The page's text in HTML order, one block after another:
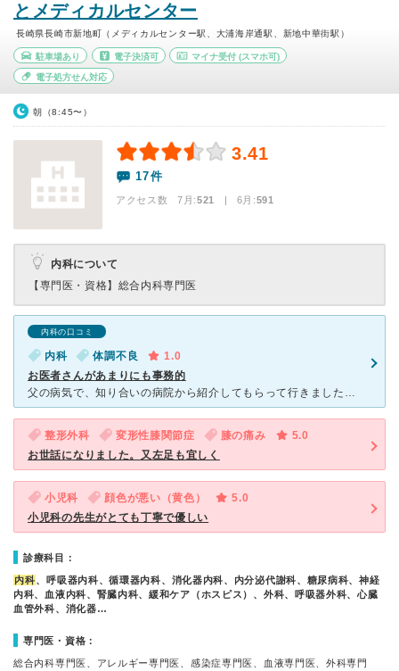
とメディカルセンター
長崎県長崎市新地町（メディカルセンター駅、大浦海岸通駅、新地中華街駅）
駐車場あり 電子決済可 マイナ受付 (スマホ可)
電子処方せん対応
朝（8:45〜）
3.41
17件
アクセス数 7月:521 | 6月:591
内科について
【専門医・資格】 総合内科専門医
内科の口コミ
内科 体調不良
1.0
お医者さんがあまりにも事務的
父の病気で、知り合いの病院から紹介してもらって行きました。 内科へ行ったのですが、まず外来が患者はすし詰め状態で座ることもままならず、長時間待たされ、やっと診察室に入ったら、お医者さんはぶっきらぼう
整形外科 変形性膝関節症 膝の痛み
5.0
お世話になりました。又左足も宜しく
小児科 顔色が悪い（黄色）
5.0
小児科の先生がとても丁寧で優しい
診療科目：
内科、呼吸器内科、循環器内科、消化器内科、内分泌代謝科、糖尿病科、神経
内科、血液内科、腎臓内科、緩和ケア（ホスピス）、外科、呼吸器外科、心臓
血管外科、消化器…
専門医・資格：
総合内科専門医、アレルギー専門医、感染症専門医、血液専門医、外科専門